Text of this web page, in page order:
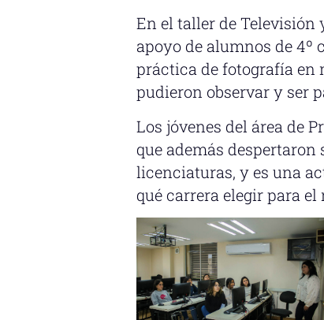
En el taller de Televisión
apoyo de alumnos de
práctica de fotografía en
pudieron observar y ser
Los jóvenes del área de
que además
licenciaturas, y es una
qué carrera elegir para